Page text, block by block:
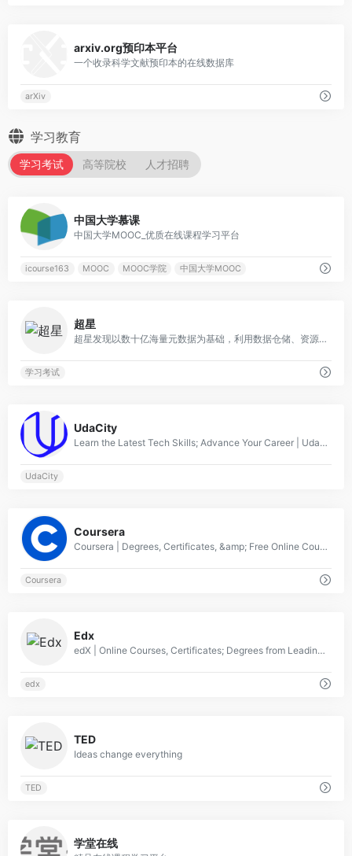
arxiv.org预印本平台
一个收录科学文献预印本的在线数据库
arXiv
学习教育
学习考试 高等院校 人才招聘
中国大学慕课
中国大学MOOC_优质在线课程学习平台
icourse163 MOOC MOOC学院 中国大学MOOC
超星
超星发现以数十亿海量元数据为基础，利用数据仓储、资源整合、知识挖掘、数据分析、文献计量学模型等相关技术，较好地解决了复杂异构数据库群
学习考试
UdaCity
Learn the Latest Tech Skills; Advance Your Career | Udacity
UdaCity
Coursera
Coursera | Degrees, Certificates, &amp; Free Online Courses
Coursera
Edx
edX | Online Courses, Certificates; Degrees from Leading Institutions
edx
TED
Ideas change everything
TED
学堂在线